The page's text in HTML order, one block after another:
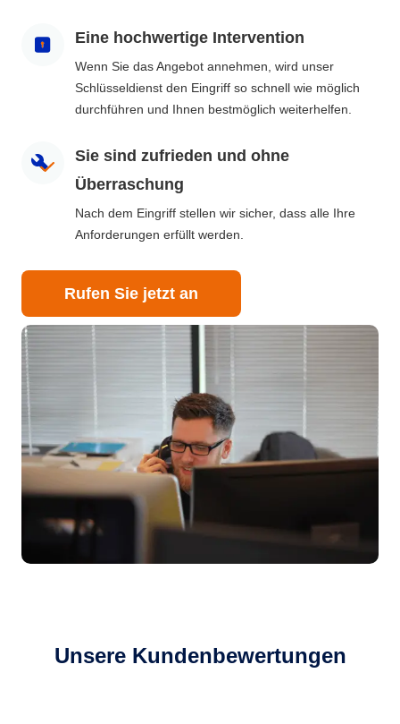
Eine hochwertige Intervention
Wenn Sie das Angebot annehmen, wird unser
Schlüsseldienst den Eingriff so schnell wie möglich
durchführen und Ihnen bestmöglich weiterhelfen.
Sie sind zufrieden und ohne
Überraschung
Nach dem Eingriff stellen wir sicher, dass alle Ihre
Anforderungen erfüllt werden.
Rufen Sie jetzt an
Unsere Kundenbewertungen